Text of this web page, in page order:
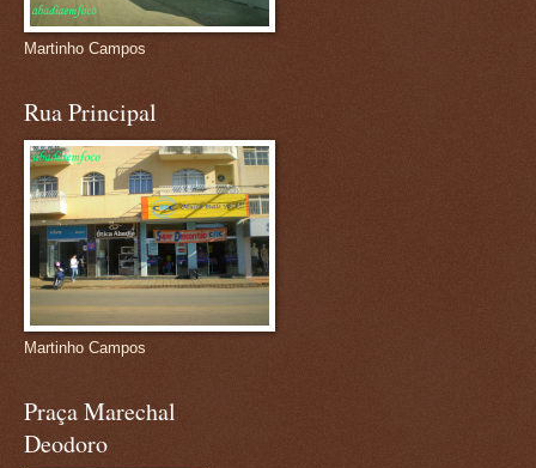
Martinho Campos
Rua Principal
Martinho Campos
Praça Marechal
Deodoro